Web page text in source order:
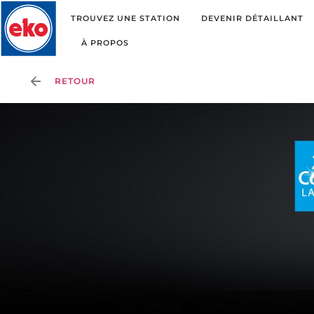
TROUVEZ UNE STATION DEVENIR DÉTAILLANT
À PROPOS
RETOUR